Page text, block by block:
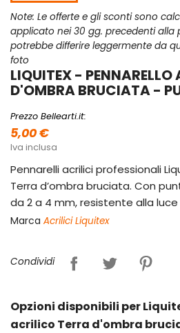
Note: Le offerte e gli sconti sono
applicato nei 30 gg. precedenti alla
potrebbe differire leggermente da
foto
LIQUITEX - PENNARELLO
D'OMBRA BRUCIATA -
Prezzo Bellearti.it:
5,00 €
Iva inclusa
Pennarelli acrilici professionali
Terra d’ombra bruciata. Con
da 2 a 4 mm, resistente alla
Marca Acrilici Liquitex
Condividi
Opzioni disponibili per
acrilico Terra d'ombra